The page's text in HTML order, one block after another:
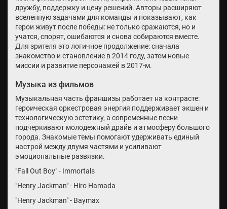
дружбу, поддержку и цену решений. Авторы расширяют
вселенную задачами для команды и показывают, как
герои живут после победы: не только сражаются, но и
учатся, спорят, ошибаются и снова собираются вместе.
Для зрителя это логичное продолжение: сначала
знакомство и становление в 2014 году, затем новые
миссии и развитие персонажей в 2017-м.
Музыка из фильмов
Музыкальная часть франшизы работает на контрасте:
героическая оркестровая энергия поддерживает экшен и
технологическую эстетику, а современные песни
подчеркивают молодежный драйв и атмосферу большого
города. Знакомые темы помогают удерживать единый
настрой между двумя частями и усиливают
эмоциональные развязки.
"Fall Out Boy" - Immortals
"Henry Jackman" - Hiro Hamada
"Henry Jackman" - Baymax